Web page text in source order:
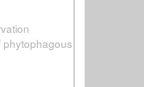
phytophagous